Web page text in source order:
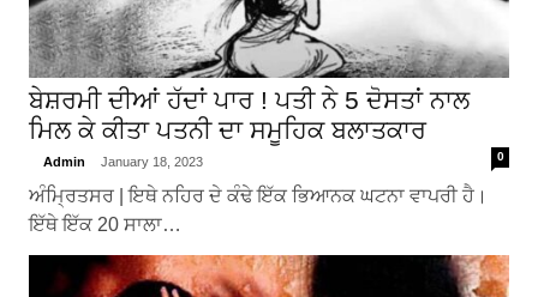
ਬੇਸ਼ਰਮੀ ਦੀਆਂ ਹੱਦਾਂ ਪਾਰ ! ਪਤੀ ਨੇ 5 ਦੋਸਤਾਂ ਨਾਲ
ਮਿਲ ਕੇ ਕੀਤਾ ਪਤਨੀ ਦਾ ਸਮੂਹਿਕ ਬਲਾਤਕਾਰ
Admin January 18, 2023 0
ਅੰਮ੍ਰਿਤਸਰ | ਇਥੇ ਨਹਿਰ ਦੇ ਕੰਢੇ ਇੱਕ ਭਿਆਨਕ ਘਟਨਾ ਵਾਪਰੀ ਹੈ।
ਇੱਥੇ ਇੱਕ 20 ਸਾਲਾ…